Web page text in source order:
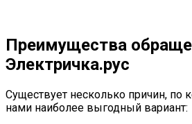
Преимущества
Электричка.рус
Существует несколько причин, по
нами наиболее выгодный вариант: